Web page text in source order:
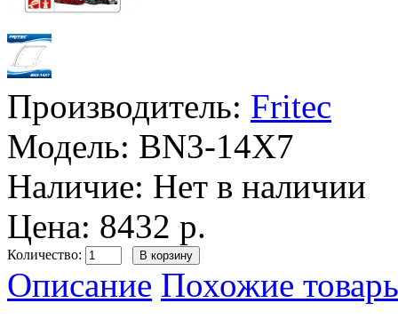
Производитель: Fritec
Модель: BN3-14X7
Наличие: Нет в наличии
Цена: 8432 р.
Количество:
Описание Похожие